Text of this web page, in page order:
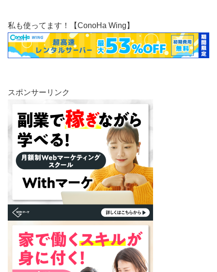
私も使ってます！【ConoHa Wing】
スポンサーリンク